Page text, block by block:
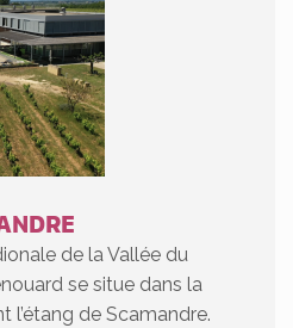
de la Vallée du
se situe dans la
l’étang de Scamandre.